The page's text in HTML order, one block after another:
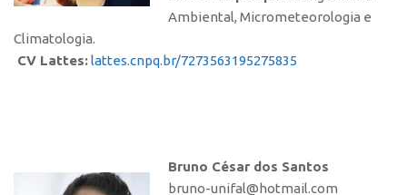
Ambiental, Micrometeorologia e
Climatologia.
CV Lattes:lattes.cnpq.br/7273563195275835
Bruno César dos Santos
bruno-unifal@hotmail.com